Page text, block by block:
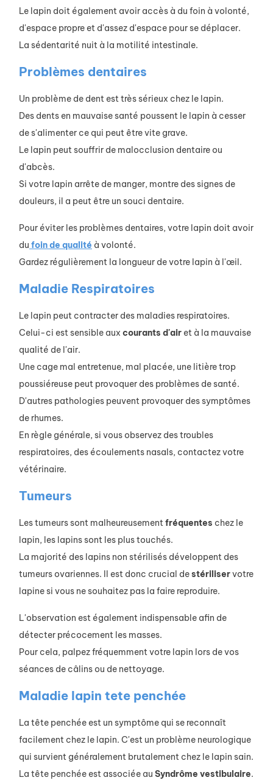
Le lapin doit également avoir accès à du foin à volonté,
d'espace propre et d'assez d'espace pour se déplacer.
La sédentarité nuit à la motilité intestinale.
Problèmes dentaires
Un problème de dent est très sérieux chez le lapin.
Des dents en mauvaise santé poussent le lapin à cesser
de s'alimenter ce qui peut être vite grave.
Le lapin peut souffrir de malocclusion dentaire ou
d'abcès.
Si votre lapin arrête de manger, montre des signes de
douleurs, il a peut être un souci dentaire.
Pour éviter les problèmes dentaires, votre lapin doit avoir
du foin de qualité à volonté.
Gardez régulièrement la longueur de votre lapin à l'œil.
Maladie Respiratoires
Le lapin peut contracter des maladies respiratoires.
Celui-ci est sensible aux courants d'air et à la mauvaise
qualité de l'air.
Une cage mal entretenue, mal placée, une litière trop
poussiéreuse peut provoquer des problèmes de santé.
D'autres pathologies peuvent provoquer des symptômes
de rhumes.
En règle générale, si vous observez des troubles
respiratoires, des écoulements nasals, contactez votre
vétérinaire.
Tumeurs
Les tumeurs sont malheureusementfréquentes chez le
lapin, les lapins sont les plus touchés.
La majorité des lapins non stérilisés développent des
tumeurs ovariennes. Il est donc crucial destériliservotre
lapine si vous ne souhaitez pas la faire reproduire.
L'observation est également indispensable afin de
détecter précocement les masses.
Pour cela, palpez fréquemment votre lapin lors de vos
séances de câlins ou de nettoyage.
Maladie lapin tete penchée
La tête penchée est un symptôme qui se reconnaît
facilement chez le lapin. C'est un problème neurologique
qui survient généralement brutalement chez le lapin sain.
La tête penchée est associée au Syndrôme vestibulaire.